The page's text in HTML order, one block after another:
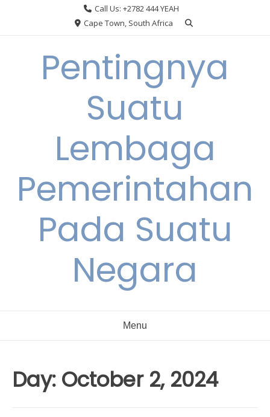
Call Us: +2782 444 YEAH
Cape Town, South Africa
Pentingnya
Suatu
Lembaga
Pemerintahan
Pada Suatu
Negara
Menu
Day: October 2, 2024